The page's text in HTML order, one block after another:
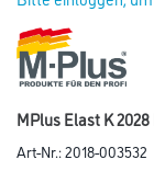
MPlus Elast K
Art-Nr.:2018-003532